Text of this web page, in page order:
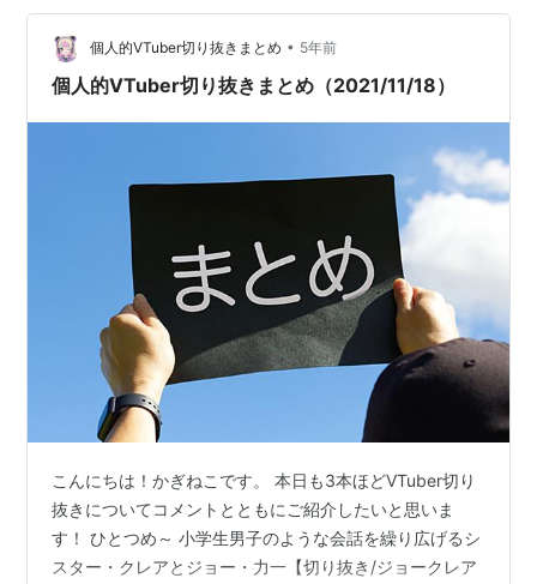
…
個人的VTuber切り抜きまとめ • 5年前
個人的VTuber切り抜きまとめ（2021/11/18）
こんにちは！かぎねこです。 本日も3本ほどVTuber切り
抜きについてコメントとともにご紹介したいと思いま
す！ ひとつめ～ 小学生男子のような会話を繰り広げるシ
スター・クレアとジョー・力一【切り抜き/ジョークレア